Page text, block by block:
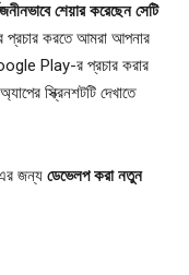
শেয়ার করেছেন সেটি
করতে আমরা আপনার
Play-র প্রচার করার
স্ক্রিনশটটি দেখাতে
জন্য ডেভেলপ করা নতুন